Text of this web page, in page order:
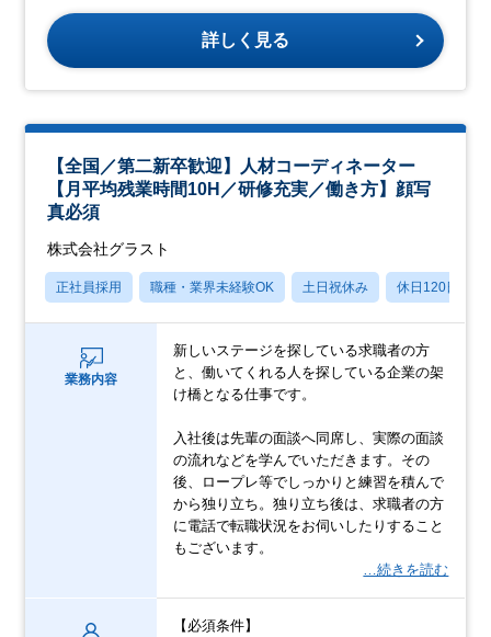
詳しく見る
【全国／第二新卒歓迎】人材コーディネーター
【月平均残業時間10H／研修充実／働き方】顔写
真必須
株式会社グラスト
正社員採用 職種・業界未経験OK 土日祝休み 休日120日以上
業務内容
新しいステージを探している求職者の方
と、働いてくれる人を探している企業の架
け橋となる仕事です。
入社後は先輩の面談へ同席し、実際の面談
の流れなどを学んでいただきます。その
後、ロープレ等でしっかりと練習を積んで
から独り立ち。独り立ち後は、求職者の方
に電話で転職状況をお伺いしたりすること
もございます。
…続きを読む
【必須条件】